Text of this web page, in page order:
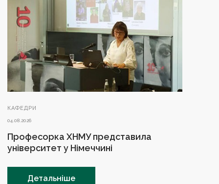
КАФЕДРИ
04.08.2026
Професорка ХНМУ представила
університет у Німеччині
Детальніше